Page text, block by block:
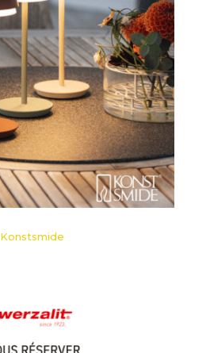
Konstsmide